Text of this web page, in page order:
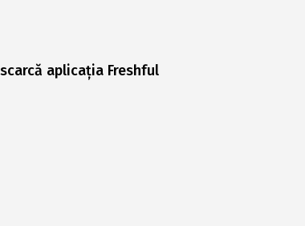
aplicația Freshful